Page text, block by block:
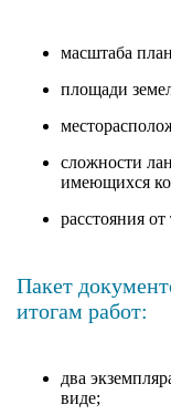
масштаба
площади
сложности
имеющихся
расстояния
Пакет
итогам работ:
два
виде;